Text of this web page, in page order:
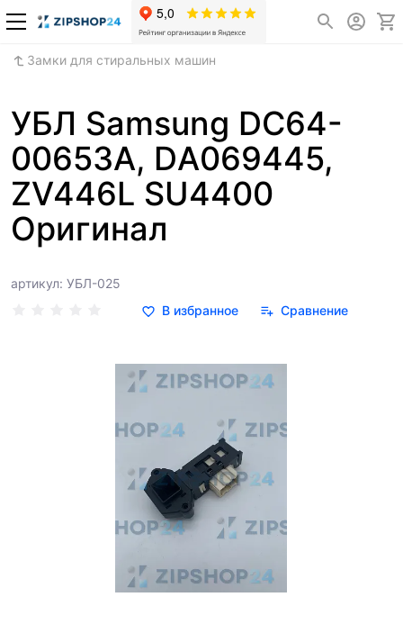
Замки для стиральных машин
УБЛ Samsung DC64-
00653A, DА069445,
ZV446L SU4400
Оригинал
артикул: УБЛ-025
В избранное
Сравнение